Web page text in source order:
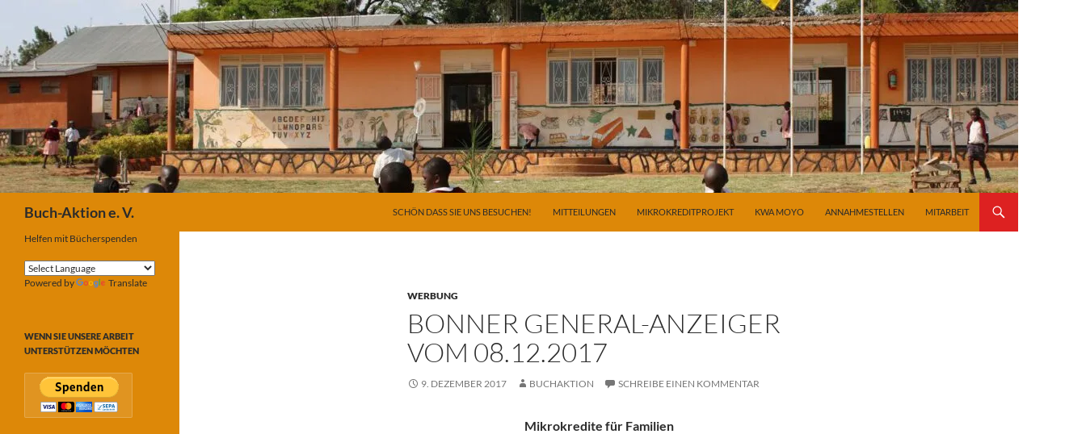
Buch-Aktion e. V.
SCHÖN DASS SIE UNS BESUCHEN!
MITTEILUNGEN MIKROKREDITPROJEKT KWA MOYO ANNAHMESTELLEN MITARBEIT
WERBUNG
BONNER GENERAL-ANZEIGER
VOM 08.12.2017
9. DEZEMBER 2017 BUCHAKTION SCHREIBE EINEN KOMMENTAR
Mikrokredite für Familien
Helfen mit Bücherspenden
Powered by Translate
WENN SIE UNSERE ARBEIT
UNTERSTÜTZEN MÖCHTEN